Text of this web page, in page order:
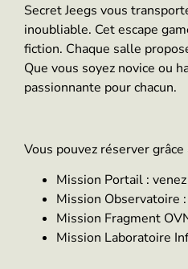
Secret Jeegs vous
inoubliable. Cet escape
fiction. Chaque salle
Que vous soyez novice ou
passionnante pour chacun.
Vous pouvez réserver
Mission Portail :
Mission Observatoire
Mission Fragment
Mission Laboratoire